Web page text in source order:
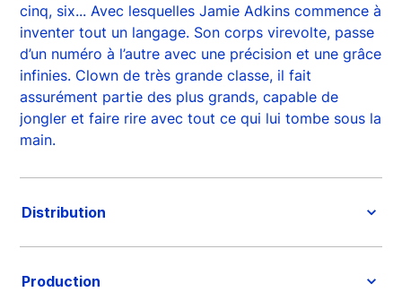
cinq, six... Avec lesquelles Jamie Adkins commence à
inventer tout un langage. Son corps virevolte, passe
d’un numéro à l’autre avec une précision et une grâce
infinies. Clown de très grande classe, il fait
assurément partie des plus grands, capable de
jongler et faire rire avec tout ce qui lui tombe sous la
main.
Distribution
Production